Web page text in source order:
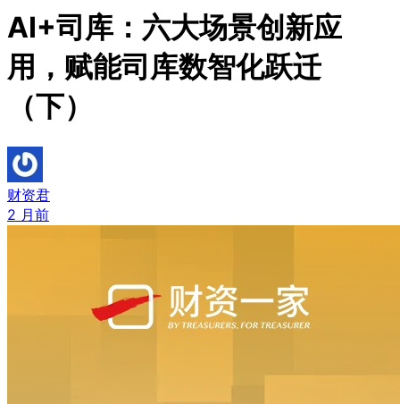
AI+司库：六大场景创新应
用，赋能司库数智化跃迁
（下）
财资君
2 月前